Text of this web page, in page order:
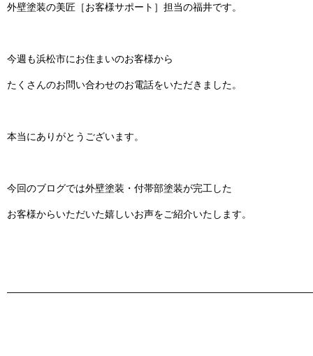
外壁塗装の美匠［お客様サポート］担当の福井です。
今週も浜松市にお住まいのお客様から
たくさんのお問い合わせのお電話をいただきました。
本当にありがとうございます。
今回のブログでは外壁塗装・付帯部塗装が完工した
お客様からいただいた嬉しいお声をご紹介いたします。